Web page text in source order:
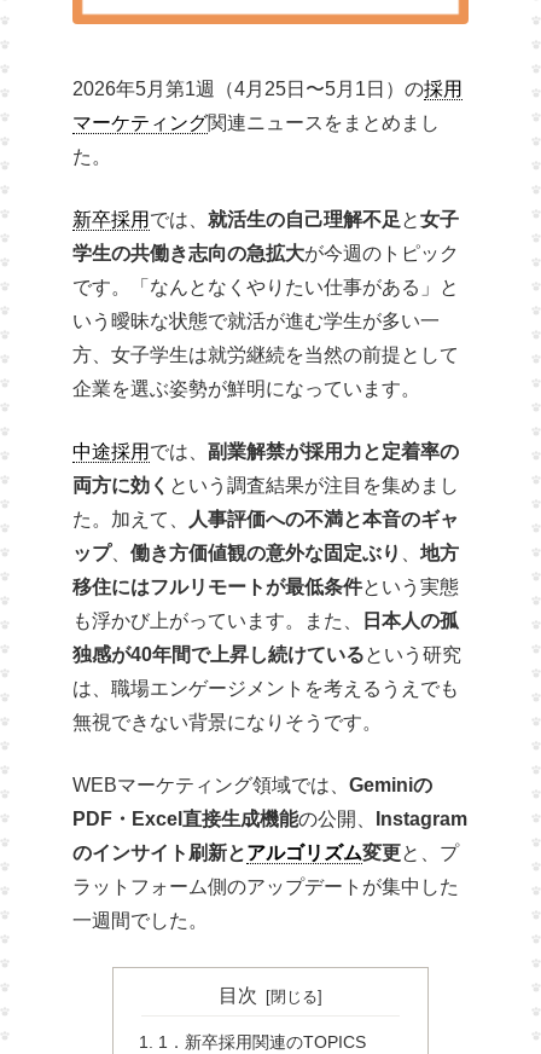
2026年5月第1週（4月25日〜5月1日）の採用
マーケティング関連ニュースをまとめまし
た。
新卒採用 では、 就活生の自己理解不足と女子
学生の共働き志向の急拡大が今週のトピック
です。「なんとなくやりたい仕事がある」と
いう曖昧な状態で就活が進む学生が多い一
方、女子学生は就労継続を当然の前提として
企業を選ぶ姿勢が鮮明になっています。
中途採用 では、 副業解禁が採用力と定着率の
両方に効く という調査結果が注目を集めまし
た。加えて、
人事評価への不満と本音のギャ
ップ、 働き方価値観の意外な固定ぶり 、 地方
移住にはフルリモートが最低条件という実態
も浮かび上がっています。また、
日本人の孤
独感が40年間で上昇し続けているという研究
は、職場エンゲージメントを考えるうえでも
無視できない背景になりそうです。
WEBマーケティング領域では、 Geminiの
PDF・Excel直接生成機能の公開、
Instagram
のインサイト刷新とアルゴリズム変更 と、プ
ラットフォーム側のアップデートが集中した
一週間でした。
目次
1．新卒採用関連のTOPICS